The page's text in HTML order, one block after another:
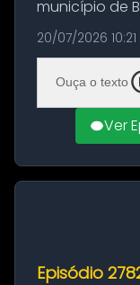
município de
com a
quilos de
embarcação
materia...
20/07/2026 10:21
Ouça o texto
Ver
Episódio